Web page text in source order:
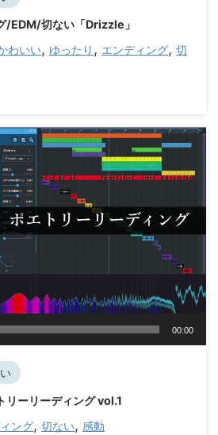
/EDM/切ない「Drizzle」
わいい, ゆったり , エンディング, 切
00:00
ーリーディング vol.1
ング, 切ない, 感動